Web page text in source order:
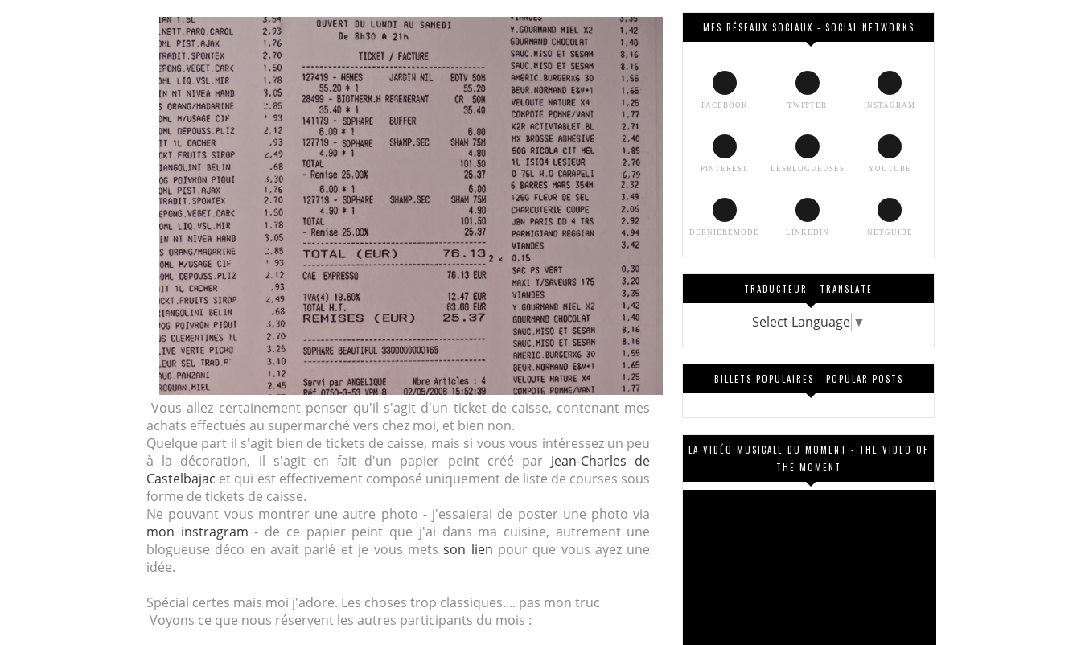
Vous allez certainement penser qu'il s'agit d'un ticket de caisse, contenant mes
achats effectués au supermarché vers chez moi, et bien non.
Quelque part il s'agit bien de tickets de caisse, mais si vous vous intéressez un peu
à la décoration, il s'agit en fait d'un papier peint créé par Jean-Charles de
Castelbajac et qui est effectivement composé uniquement de liste de courses sous
forme de tickets de caisse.
Ne pouvant vous montrer une autre photo - j'essaierai de poster une photo via
mon instragram - de ce papier peint que j'ai dans ma cuisine, autrement une
blogueuse déco en avait parlé et je vous metsson lien pour que vous ayez une
idée.
Spécial certes mais moi j'adore. Les choses trop classiques.... pas mon truc
Voyons ce que nous réservent les autres participants du mois :
MES RÉSEAUX SOCIAUX - SOCIAL NETWORKS
FACEBOOK TWITTER INSTAGRAM
PINTEREST LESBLOGUEUSES YOUTUBE
DERNIEREMODE LINKEDIN NETGUIDE
TRADUCTEUR - TRANSLATE
Select Language ▼
BILLETS POPULAIRES - POPULAR POSTS
LA VIDÉO MUSICALE DU MOMENT - THE VIDEO OF
THE MOMENT